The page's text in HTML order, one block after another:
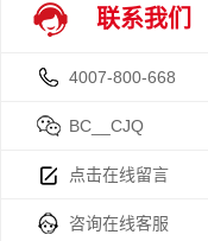
联系我们
4007-800-668
BC__CJQ
点击在线留言
咨询在线客服